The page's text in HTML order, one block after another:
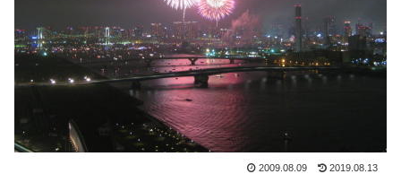
2009.08.09 2019.08.13